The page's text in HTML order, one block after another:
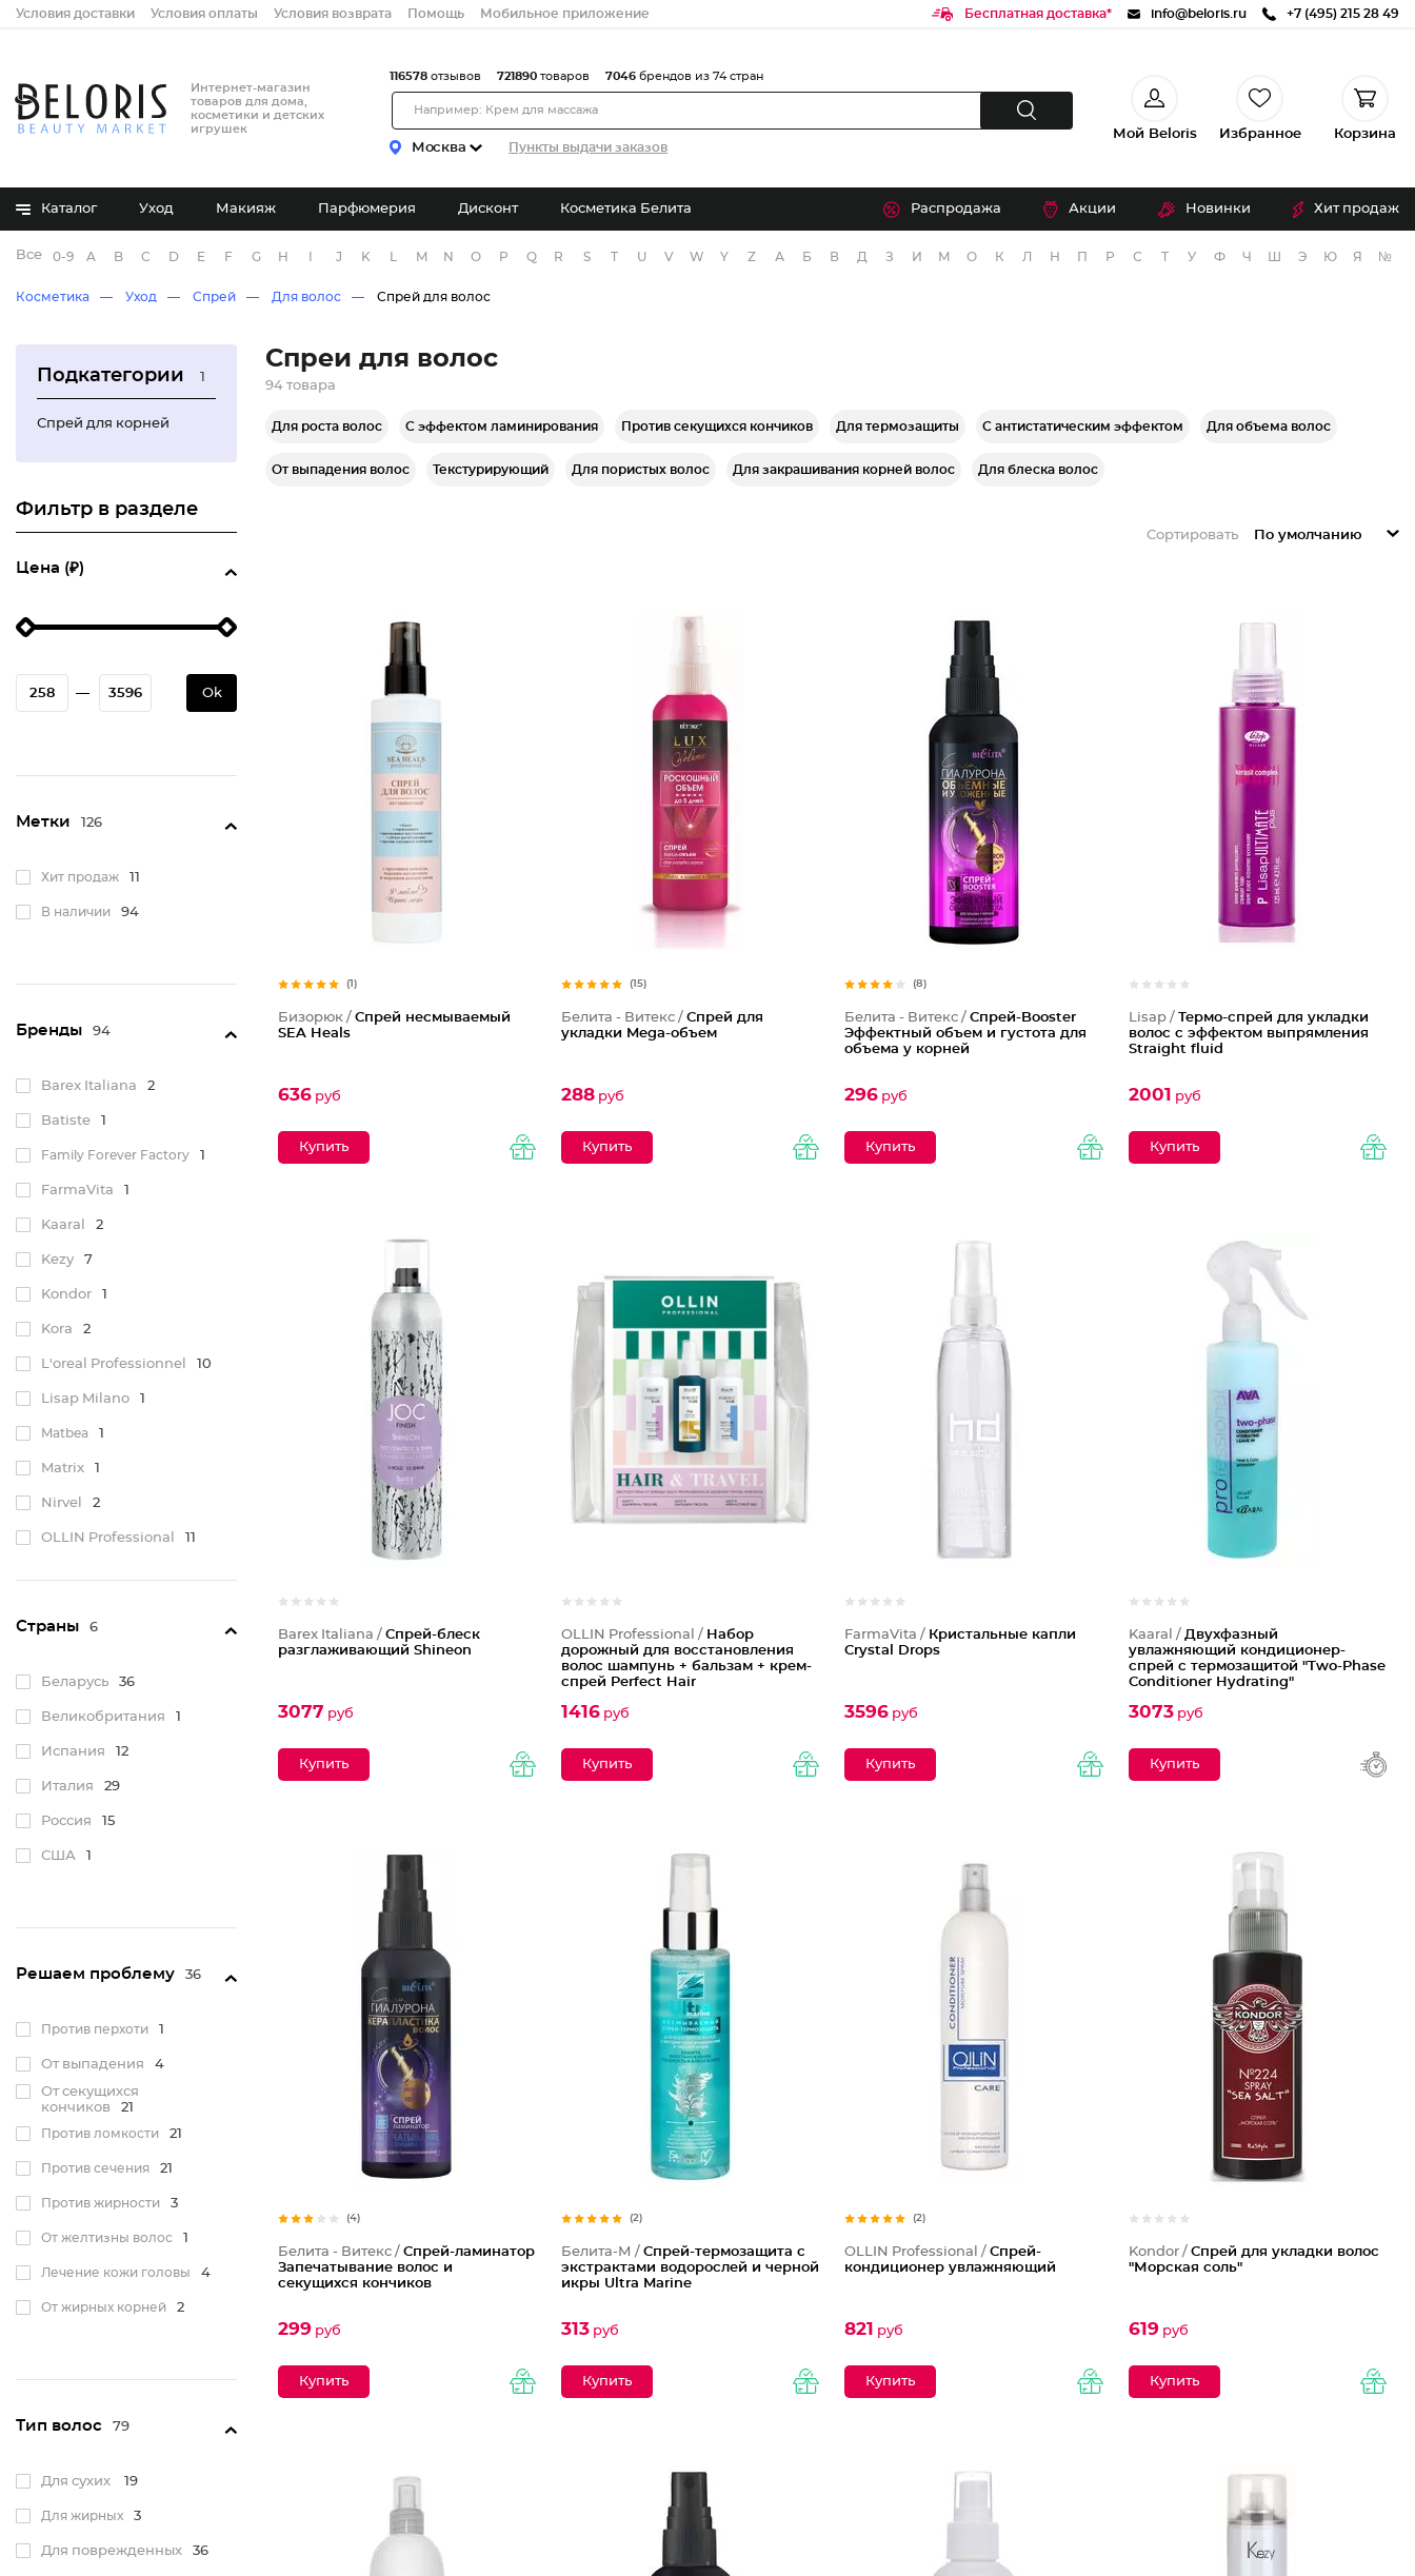
Условия доставки Условия оплаты Условия возврата Помощь Мобильное приложение Бесплатная доставка* info@beloris.ru +7 (495) 215 28 49
Интернет-магазин
товаров для дома,
косметики и детских
игрушек
Москва Пункты выдачи заказов
116578 отзывов 721890 товаров 7046 брендов из 74 стран
Мой Beloris Избранное Корзина
Каталог Уход Макияж Парфюмерия Дисконт Косметика Белита Распродажа Акции Новинки Хит продаж
Все бренды
0-9 A B C D E F G H J K M N O P Q R S T U V W Y Z А Б В Д З И М О К Л Н П Р С Т У Ф Ч Э Ю Я №
Косметика Уход Спрей Для волос Спрей для волос
Подкатегории 1
Спрей для корней
Фильтр в разделе
Цена (₽)
— Ok
Метки 126
Хит продаж 11
В наличии 94
Бренды 94
Barex Italiana 2
Batiste 1
Family Forever Factory 1
FarmaVita 1
Kaaral 2
Kezy 7
Kondor 1
Kora 2
L'oreal Professionnel 10
Lisap Milano 1
Matbea 1
Matrix 1
Nirvel 2
OLLIN Professional 11
Белита - Витэкс
Белита-М 1
Бизорюк 1
Страны 6
Беларусь 36
Великобритания 1
Испания 12
Италия 29
Россия 15
США 1
Решаем проблему 36
Против перхоти 1
От выпадения
4
От секущихся
кончиков
21
Против ломкости 21
Против сечения 21
Против жирности 3
От желтизны волос 1
Лечение кожи головы 4
От жирных корней 2
Тип волос 79
Для сухих 19
Для жирных 3
Для поврежденных 36
Спреи для волос
94 товара
Для роста волос С эффектом ламинирования Против секущихся кончиков Для термозащиты С антистатическим эффектом Для объема волос
От выпадения волос Текстурирующий Для пористых волос Для закрашивания корней волос Для блеска волос
Сортировать По умолчанию
(1)
Бизорюк / Спрей несмываемый
SEA Heals
636руб
(15)
Белита - Витекс / Спрей для
укладки Mega-объем
288руб
(8)
Белита - Витекс /Спрей-Booster
Эффектный объем и густота для
объема у корней
296 руб
Lisap /
Термо-спрей для укладки
волос с эффектом выпрямления
Straight fluid
2001 руб
Barex Italiana / Спрей-блеск
разглаживающий Shineon
3077 руб
OLLIN Professional / Набор
дорожный для восстановления
волос шампунь + бальзам + крем-
спрей Perfect Hair
1416руб
FarmaVita / Кристальные капли
Crystal Drops
3596 руб
Kaaral / Двухфазный
увлажняющий кондиционер-
спрей с термозащитой "Two-Phase
Conditioner Hydrating"
3073руб
(4)
Белита - Витекс / Спрей-ламинатор
Запечатывание волос и
секущихся кончиков
299руб
(2)
Белита-М / Cпрей-термозащита с
экстрактами водорослей и черной
икры Ultra Marinе
313руб
(2)
OLLIN Professional /Спрей-
кондиционер увлажняющий
821 руб
Kondor / Спрей для укладки волос
"Морская соль"
619руб